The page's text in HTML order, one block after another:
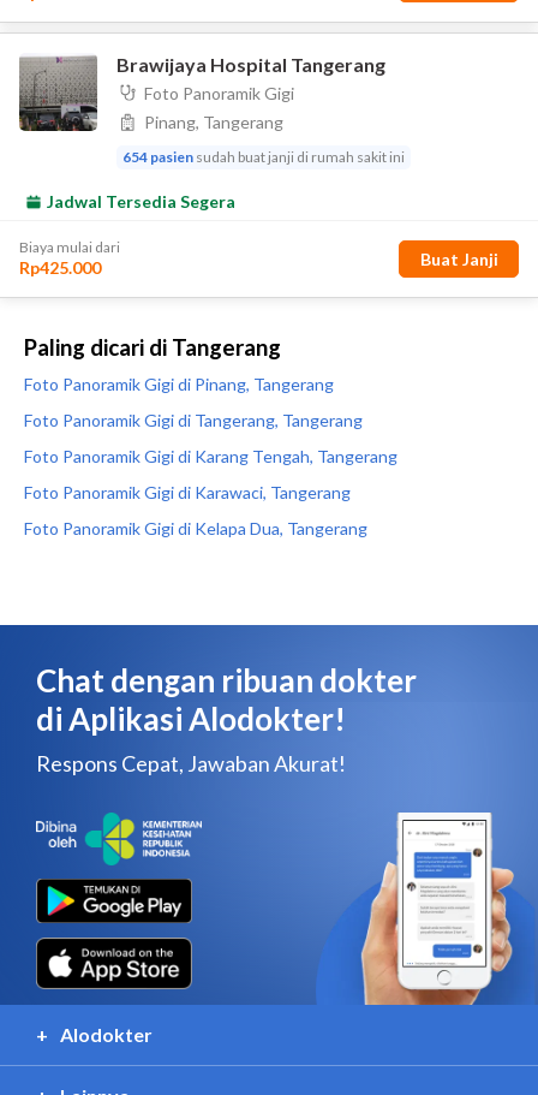
Paling dicari di Tangerang
Foto Panoramik Gigi di Pinang, Tangerang
Foto Panoramik Gigi di Tangerang, Tangerang
Foto Panoramik Gigi di Karang Tengah, Tangerang
Foto Panoramik Gigi di Karawaci, Tangerang
Foto Panoramik Gigi di Kelapa Dua, Tangerang